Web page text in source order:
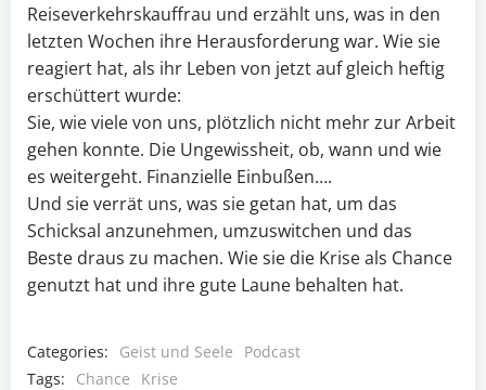
Reiseverkehrskauffrau und erzählt uns, was in den
letzten Wochen ihre Herausforderung war. Wie sie
reagiert hat, als ihr Leben von jetzt auf gleich heftig
erschüttert wurde:
Sie, wie viele von uns, plötzlich nicht mehr zur Arbeit
gehen konnte. Die Ungewissheit, ob, wann und wie
es weitergeht. Finanzielle Einbußen….
Und sie verrät uns, was sie getan hat, um das
Schicksal anzunehmen, umzuswitchen und das
Beste draus zu machen. Wie sie die Krise als Chance
genutzt hat und ihre gute Laune behalten hat.
Categories: Geist und Seele
Podcast
Tags:
Chance Krise